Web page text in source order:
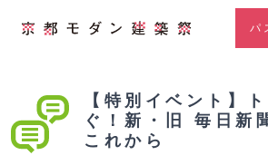
パ
【特別イベント】
ぐ！新・旧 毎日新
これから